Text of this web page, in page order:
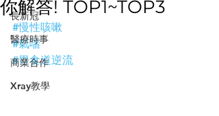
長新冠
醫療時事
商業合作
Xray教學
你解答! TOP1~TOP3
#慢性咳嗽
#氣喘
#胃食道逆流